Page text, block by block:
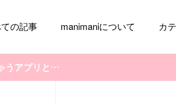
の記事 manimaniについて カ
【EXOペン必見！】わざわざ作らなくていい！？EXOの可愛い顔文字が使えちゃうアプリとは♡